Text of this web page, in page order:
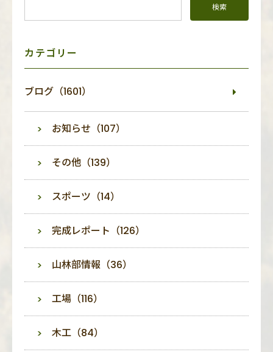
ニ
カテゴリー
ブログ（1601）
お知らせ（107）
その他（139）
スポーツ（14）
完成レポート（126）
山林部情報（36）
工場（116）
木工（84）